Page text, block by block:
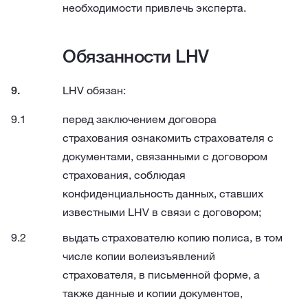
необходимости привлечь эксперта.
Обязанности LHV
LHV обязан:
перед заключением договора
страхования ознакомить страхователя с
документами, связанными с договором
страхования, соблюдая
конфиденциальность данных, ставших
известными LHV в связи с договором;
выдать страхователю копию полиса, в том
числе копии волеизъявлений
страхователя, в письменной форме, а
также данные и копии документов,